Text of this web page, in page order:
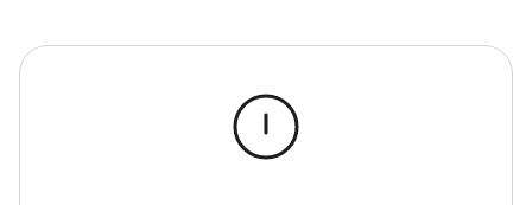
Saídas de praia
Personagens